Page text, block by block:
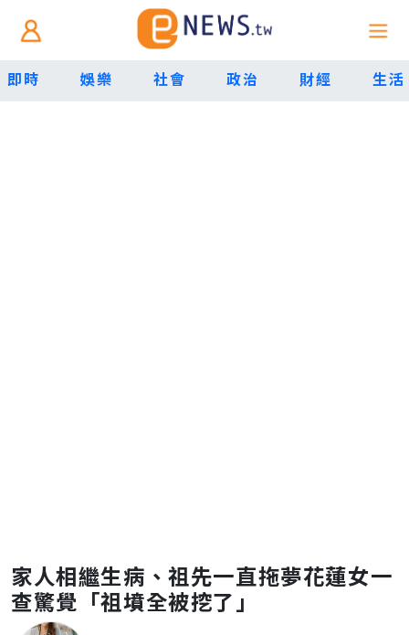
即時 娛樂 社會 政治 財經 生活
家人相繼生病、祖先一直拖夢花蓮女一
查驚覺「祖墳全被挖了」